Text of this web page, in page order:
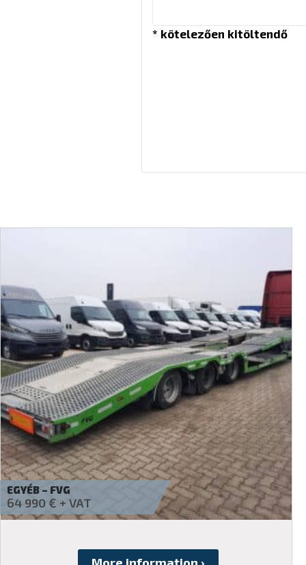
* kötelezően kitöltendő
SCHWARZMÜLLER – 3A-ALMKSH-E
4 990€